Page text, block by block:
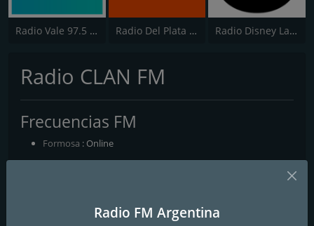
Radio Vale 97.5 FM Radio Del Plata 1030 AM Radio Disney Latinoamérica
Radio CLAN FM
Frecuencias FM
Formosa : Online
Radio FM Argentina